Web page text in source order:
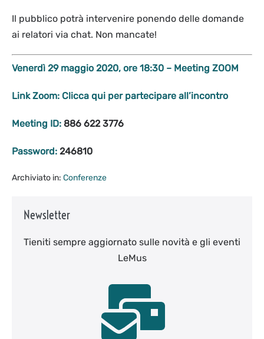
Il pubblico potrà intervenire ponendo delle domande
ai relatori via chat. Non mancate!
Venerdì 29 maggio 2020, ore 18:30 – Meeting ZOOM
Link Zoom: Clicca qui per partecipare all’incontro
Meeting ID: 886 622 3776
Password: 246810
Archiviato in: Conferenze
Newsletter
Tieniti sempre aggiornato sulle novità e gli eventi
LeMus